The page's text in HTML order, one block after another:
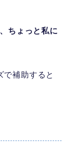
ちょっと私に
で補助すると